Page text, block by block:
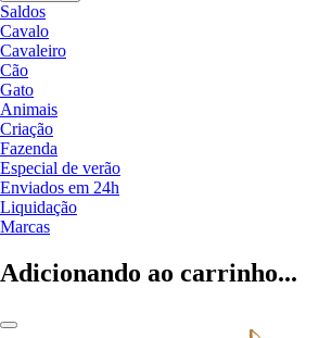
Saldos
Cavalo
Cavaleiro
Cão
Gato
Animais
Criação
Fazenda
Especial de verão
Enviados em 24h
Liquidação
Marcas
Adicionando ao carrinho...